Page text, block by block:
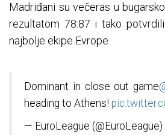
Madriđani su večeras u
rezultatom 78:87 i tako
najbolje ekipe Evrope.
Dominant in close out game
heading to Athens!
— EuroLeague (@EuroLeague)